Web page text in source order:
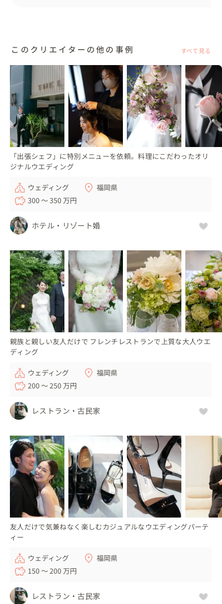
このクリエイターの他の事例 すべて見る
「出張シェフ」に特別メニューを依頼。料理にこだわったオリ
ジナルウエディング
ウェディング
福岡県
300 〜 350 万円
ホテル・リゾート婚
親族と親しい友人だけで フレンチレストランで上質な大人ウエ
ディング
ウェディング
福岡県
200 〜 250 万円
レストラン・古民家
友人だけで気兼ねなく楽しむカジュアルなウエディングパーテ
ィー
ウェディング
福岡県
150 〜 200 万円
レストラン・古民家